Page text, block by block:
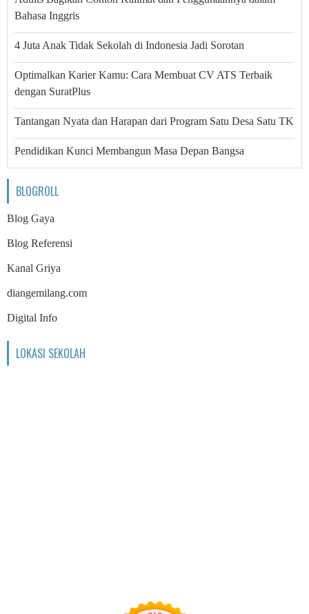
Bahasa Inggris
4 Juta Anak Tidak Sekolah di Indonesia Jadi Sorotan
Optimalkan Karier Kamu: Cara Membuat CV ATS Terbaik
dengan SuratPlus
Tantangan Nyata dan Harapan dari Program Satu Desa Satu TK
Pendidikan Kunci Membangun Masa Depan Bangsa
BLOGROLL
Blog Gaya
Blog Referensi
Kanal Griya
diangemilang.com
Digital Info
LOKASI SEKOLAH